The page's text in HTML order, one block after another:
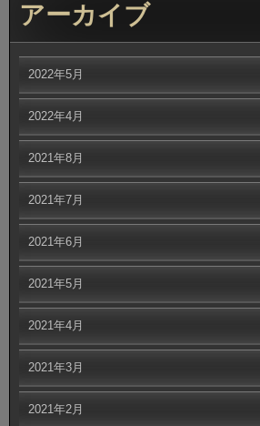
アーカイブ
2022年5月
2022年4月
2021年8月
2021年7月
2021年6月
2021年5月
2021年4月
2021年3月
2021年2月